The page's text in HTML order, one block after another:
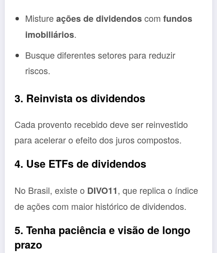
Mistureações de dividendoscom fundos
imobiliários.
Busque diferentes setores para reduzir
riscos.
3. Reinvista os dividendos
Cada provento recebido deve ser reinvestido
para acelerar o efeito dos juros compostos.
4. Use ETFs de dividendos
No Brasil, existe o DIVO11, que replica o índice
de ações com maior histórico de dividendos.
5. Tenha paciência e visão de longo
prazo